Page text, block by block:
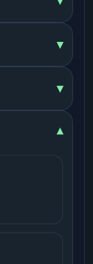
▾
▾
▾